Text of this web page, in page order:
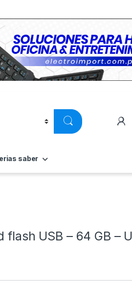
saber
USB – 64 GB –